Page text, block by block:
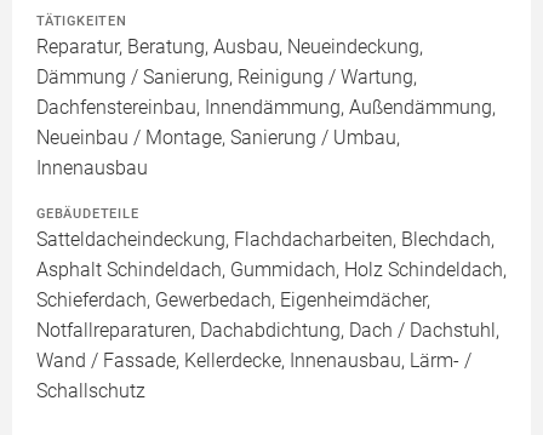
TÄTIGKEITEN
Reparatur, Beratung, Ausbau, Neueindeckung,
Dämmung / Sanierung, Reinigung / Wartung,
Dachfenstereinbau, Innendämmung, Außendämmung,
Neueinbau / Montage, Sanierung / Umbau,
Innenausbau
GEBÄUDETEILE
Satteldacheindeckung, Flachdacharbeiten, Blechdach,
Asphalt Schindeldach, Gummidach, Holz Schindeldach,
Schieferdach, Gewerbedach, Eigenheimdächer,
Notfallreparaturen, Dachabdichtung, Dach / Dachstuhl,
Wand / Fassade, Kellerdecke, Innenausbau, Lärm- /
Schallschutz